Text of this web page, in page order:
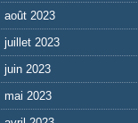
août 2023
juillet 2023
juin 2023
mai 2023